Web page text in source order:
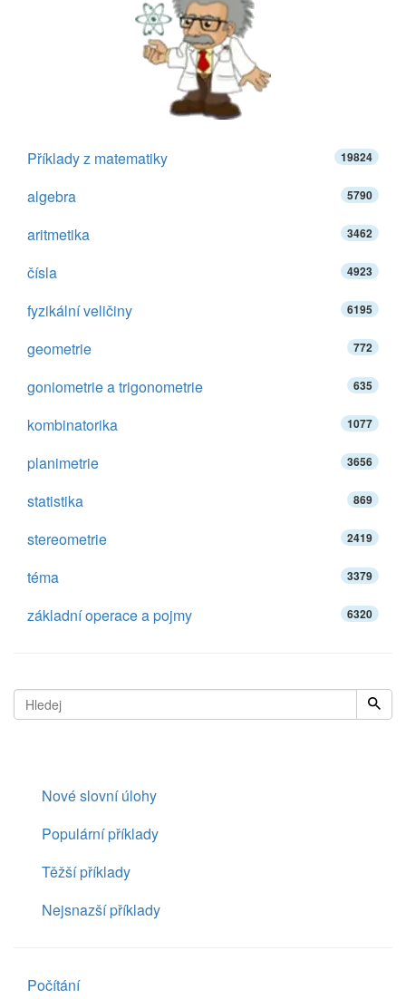
Příklady z matematiky 19824
algebra 5790
aritmetika 3462
čísla 4923
fyzikální veličiny 6195
geometrie 772
goniometrie a trigonometrie 635
kombinatorika 1077
planimetrie 3656
statistika 869
stereometrie 2419
téma 3379
základní operace a pojmy 6320
Nové slovní úlohy
Populární příklady
Těžší příklady
Nejsnazší příklady
Počítání